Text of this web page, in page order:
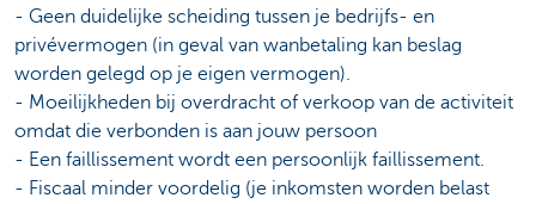
- Geen duidelijke scheiding tussen je bedrijfs- en
privévermogen (in geval van wanbetaling kan beslag
worden gelegd op je eigen vermogen).
- Moeilijkheden bij overdracht of verkoop van de activiteit
omdat die verbonden is aan jouw persoon
- Een faillissement wordt een persoonlijk faillissement.
- Fiscaal minder voordelig (je inkomsten worden belast